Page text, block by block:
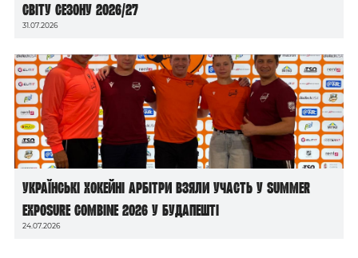
світу сезону 2026/27
31.07.2026
Українські хокейні арбітри взяли участь у Summer
Exposure Combine 2026 у Будапешті
24.07.2026